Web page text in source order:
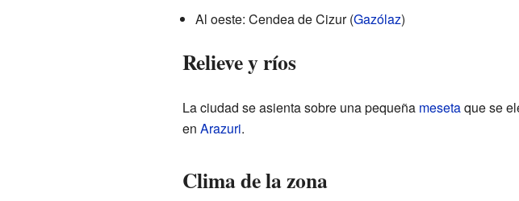
Al oeste: Cendea de Cizur (Gazólaz)
Relieve y ríos
La ciudad se asienta sobre una pequeña mesetaque se
en Arazuri.
Clima de la zona